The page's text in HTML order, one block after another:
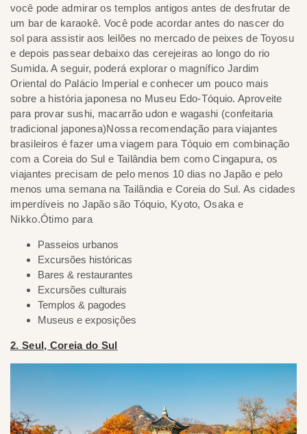
você pode admirar os templos antigos antes de desfrutar de
um bar de karaokê. Você pode acordar antes do nascer do
sol para assistir aos leilões no mercado de peixes de Toyosu
e depois passear debaixo das cerejeiras ao longo do rio
Sumida. A seguir, poderá explorar o magnífico Jardim
Oriental do Palácio Imperial e conhecer um pouco mais
sobre a história japonesa no Museu Edo-Tóquio. Aproveite
para provar sushi, macarrão udon e wagashi (confeitaria
tradicional japonesa)Nossa recomendação para viajantes
brasileiros é fazer uma viagem para Tóquio em combinação
com a Coreia do Sul e Tailândia bem como Cingapura, os
viajantes precisam de pelo menos 10 dias no Japão e pelo
menos uma semana na Tailândia e Coreia do Sul. As cidades
imperdíveis no Japão são Tóquio, Kyoto, Osaka e
Nikko.Ótimo para
Passeios urbanos
Excursões históricas
Bares & restaurantes
Excursões culturais
Templos & pagodes
Museus e exposições
2. Seul, Coreia do Sul